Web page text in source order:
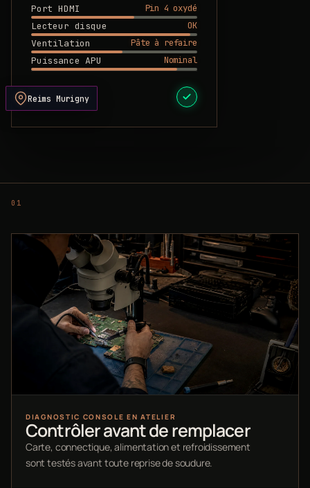
Port HDMI
Pin 4 oxydé
Lecteur disque
OK
Ventilation
Pâte à refaire
Puissance APU
Nominal
DEVIS PRÊT
Reims Murigny
DIAGNOSTIC CONSOLE EN ATELIER
Contrôler avant de remplacer
Carte, connectique, alimentation et refroidissement
sont testés avant toute reprise de soudure.